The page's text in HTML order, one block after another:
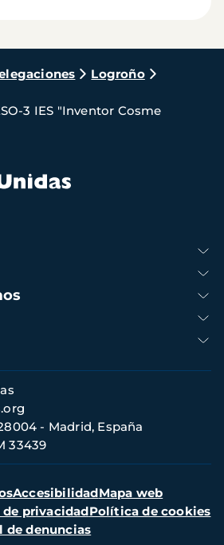
Logroño
3 IES "Inventor Cosme
- Madrid, España
33439
AccesibilidadMapa web
privacidadPolítica de cookies
de denuncias